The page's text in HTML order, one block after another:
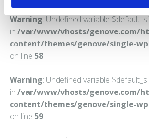
Warning: Undefined variable
in /var/www/vhosts/genove.com/
content/themes/genove/single-
on line 58
Warning: Undefined variable
in /var/www/vhosts/genove.com/
content/themes/genove/single-
on line 59